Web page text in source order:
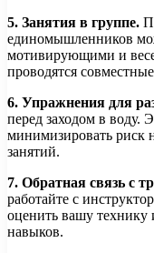
5. Занятия в группе.
единомышленников
мотивирующими и
проводятся
6. Упражнения для
перед заходом в
минимизировать риск
занятий.
7. Обратная связь с
работайте с
оценить вашу технику
навыков.